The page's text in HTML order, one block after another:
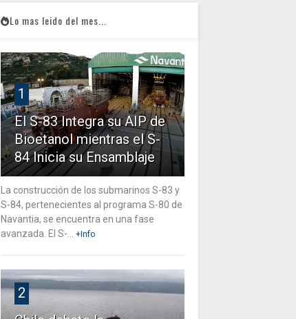
Lo mas leido del mes...
1
El S-83 Integra su AIP de
Bioetanol mientras el S-
84 Inicia su Ensamblaje
La construcción de los submarinos S-83 y
S-84, pertenecientes al programa S-80 de
Navantia, se encuentra en una fase
avanzada. El S-...
+Info
2